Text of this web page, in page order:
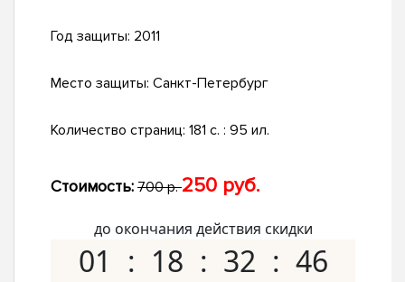
Год защиты: 2011
Место защиты: Санкт-Петербург
Количество страниц: 181 с. : 95 ил.
Стоимость: 700 р.250 руб.
до окончания действия скидки
01 18 32 45